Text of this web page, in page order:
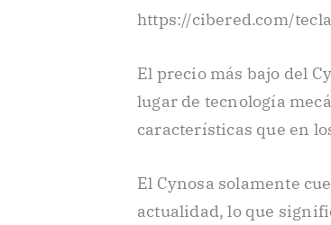
https://cibered.com/
El precio más bajo del
lugar de tecnología
características que en
El Cynosa solamente
actualidad, lo que